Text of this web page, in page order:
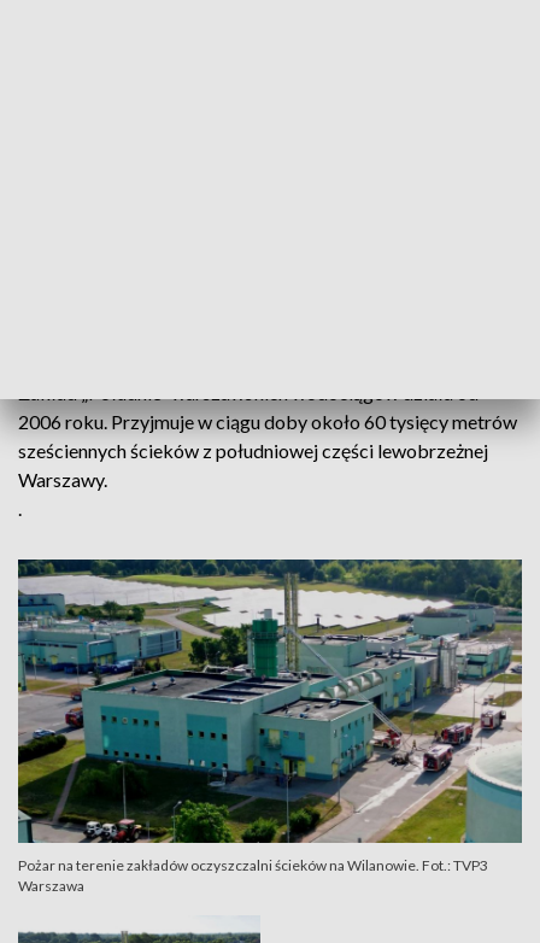
2006 roku. Przyjmuje w ciągu doby około 60 tysięcy metrów
sześciennych ścieków z południowej części lewobrzeżnej
Warszawy.
.
Pożar na terenie zakładów oczyszczalni ścieków na Wilanowie. Fot.: TVP3
Warszawa